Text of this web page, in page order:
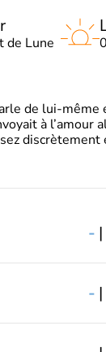
de Lune
de lui-même
à l’amour
- |
- |